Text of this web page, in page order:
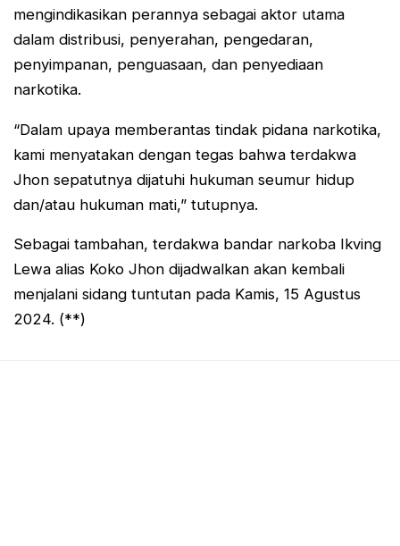
mengindikasikan perannya sebagai aktor utama
dalam distribusi, penyerahan, pengedaran,
penyimpanan, penguasaan, dan penyediaan
narkotika.
“Dalam upaya memberantas tindak pidana narkotika,
kami menyatakan dengan tegas bahwa terdakwa
Jhon sepatutnya dijatuhi hukuman seumur hidup
dan/atau hukuman mati,” tutupnya.
Sebagai tambahan, terdakwa bandar narkoba Ikving
Lewa alias Koko Jhon dijadwalkan akan kembali
menjalani sidang tuntutan pada Kamis, 15 Agustus
2024. (**)